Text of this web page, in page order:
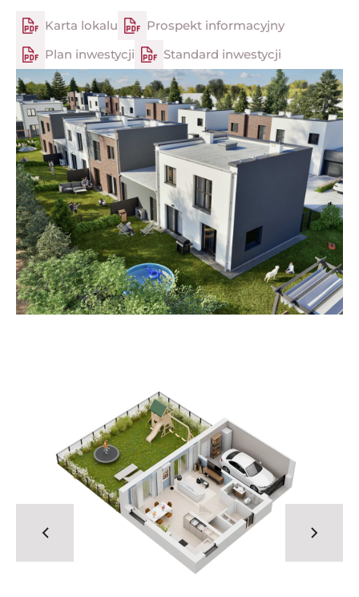
Karta lokalu
Prospekt informacyjny
Plan inwestycji
Standard inwestycji